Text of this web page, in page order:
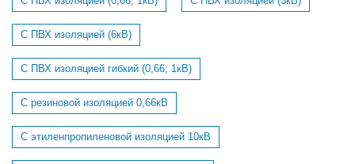
С ПВХ изоляцией (6кВ)
С ПВХ изоляцией гибкий (0,66; 1кВ)
С резиновой изоляцией 0,66кВ
С этиленпропиленовой изоляцией 10кВ